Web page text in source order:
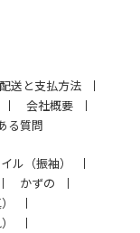
送と支払方法
会社概要
る質問
ル（振袖）
かずの